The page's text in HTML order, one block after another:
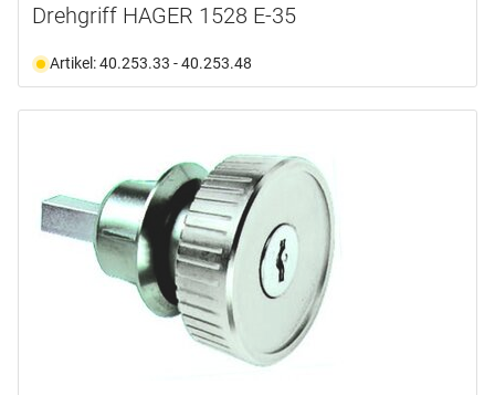
Drehgriff HAGER 1528 E-35
Artikel: 40.253.33 - 40.253.48